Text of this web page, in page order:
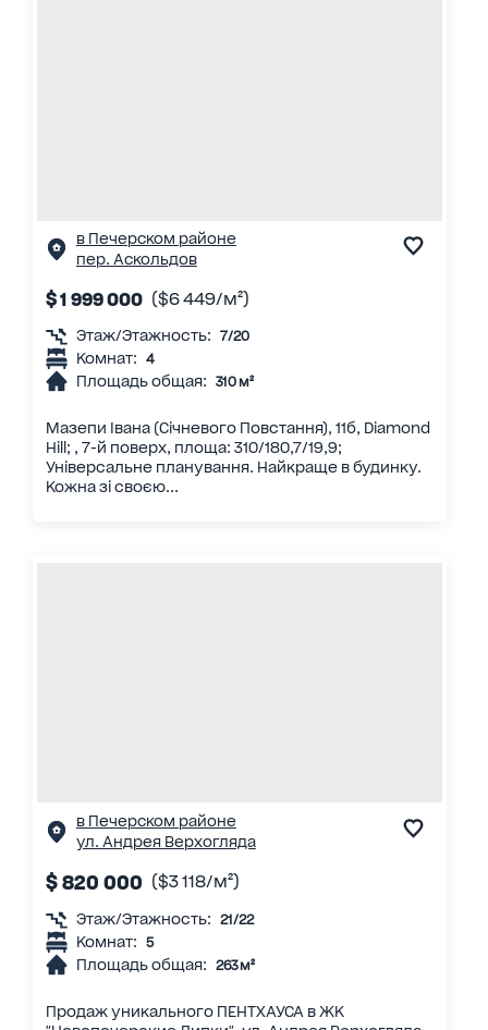
в Печерском районе
пер. Аскольдов
$ 1 999 000 ($6 449/м²)
Этаж/Этажность: 7/20
Комнат: 4
Площадь общая: 310 м²
Мазепи Івана (Січневого Повстання), 11б, Diamond
Hill; , 7-й поверх, площа: 310/180,7/19,9;
Універсальне планування. Найкраще в будинку.
Кожна зі своєю...
в Печерском районе
ул. Андрея Верхогляда
$ 820 000 ($3 118/м²)
Этаж/Этажность: 21/22
Комнат: 5
Площадь общая: 263 м²
Продаж уникального ПЕНТХАУСА в ЖК